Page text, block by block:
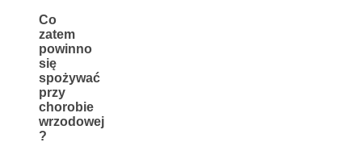
Co
zatem
powinno
się
spożywać
przy
chorobie
wrzodowej
?